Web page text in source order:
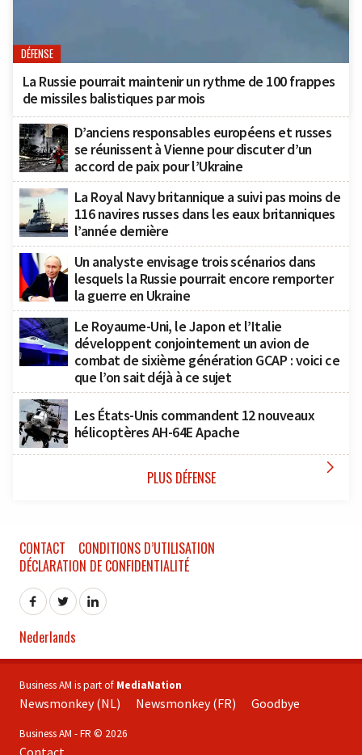
DÉFENSE
La Russie pourrait maintenir un rythme de 100 frappes
de missiles balistiques par mois
D’anciens responsables européens et russes
se réunissent à Vienne pour discuter d’un
accord de paix pour l’Ukraine
La Royal Navy britannique a suivi pas moins de
116 navires russes dans les eaux britanniques
l’année dernière
Un analyste envisage trois scénarios dans
lesquels la Russie pourrait encore remporter
la guerre en Ukraine
Le Royaume-Uni, le Japon et l’Italie
développent conjointement un avion de
combat de sixième génération GCAP : voici ce
que l’on sait déjà à ce sujet
Les États-Unis commandent 12 nouveaux
hélicoptères AH-64E Apache
PLUS DÉFENSE 
CONTACT
CONDITIONS D’UTILISATION
DÉCLARATION DE CONFIDENTIALITÉ
Nederlands
Business AM is part of MediaNation
Newsmonkey (NL) Newsmonkey (FR) Goodbye
Business AM - FR © 2026